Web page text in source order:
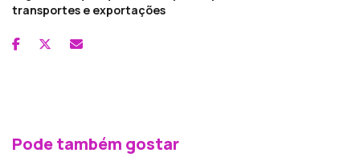
transportes e exportações
Pode também gostar